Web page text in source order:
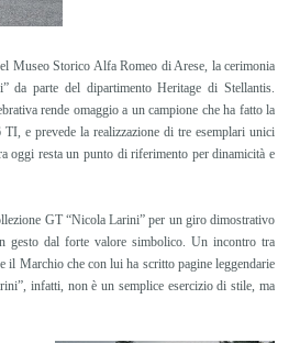
Museo Storico Alfa Romeo di Arese, la cerimonia
da parte del dipartimento Heritage di Stellantis.
rende omaggio a un campione che ha fatto la
e prevede la realizzazione di tre esemplari unici
oggi resta un punto di riferimento per dinamicità e
GT “Nicola Larini” per un giro dimostrativo
gesto dal forte valore simbolico. Un incontro tra
il Marchio che con lui ha scritto pagine leggendarie
infatti, non è un semplice esercizio di stile, ma